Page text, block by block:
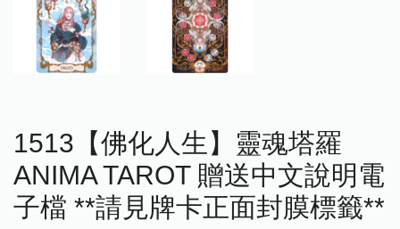
1513【佛化人生】靈魂塔羅
ANIMA TAROT 贈送中文說明電
子檔 **請見牌卡正面封膜標籤**